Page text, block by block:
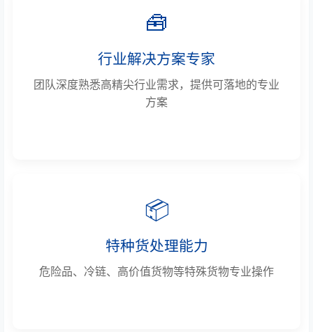
🧰
行业解决方案专家
团队深度熟悉高精尖行业需求，提供可落地的专业
方案
📦
特种货处理能力
危险品、冷链、高价值货物等特殊货物专业操作